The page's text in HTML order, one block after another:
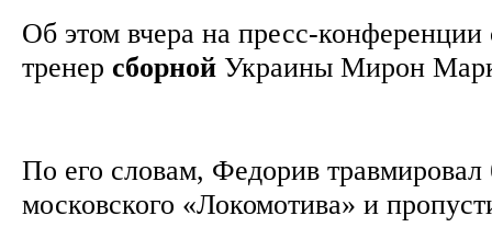
Об этом вчера на пресс-
тренер сборной Украины Мирон
По его словам, Федорив травмировал
московского «Локомотива» и